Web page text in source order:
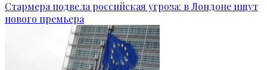
Стармера подвела российская угроза: в Лондоне ищут
нового премьера